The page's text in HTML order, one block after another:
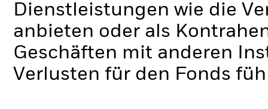
Dienstleistungen wie die
anbieten oder als
Geschäften mit anderen
Verlusten für den Fonds